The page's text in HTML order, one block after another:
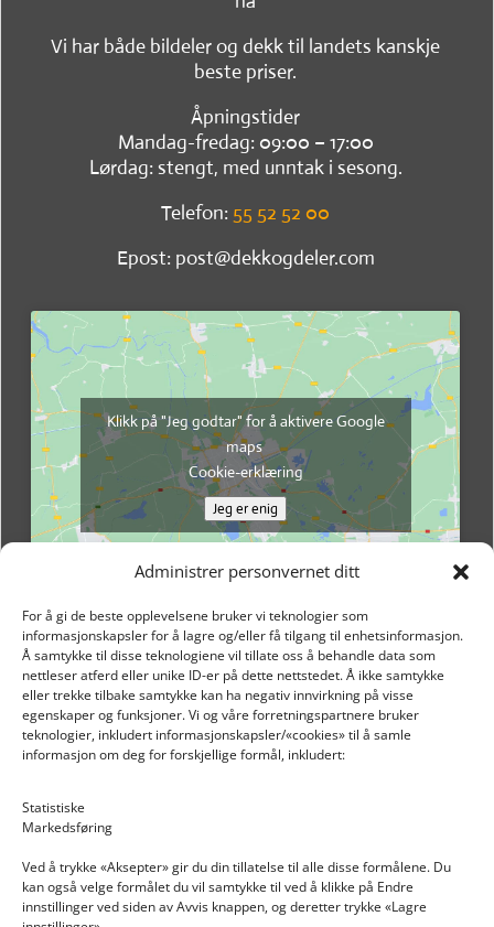
Administrer personvernet ditt
For å gi de beste opplevelsene bruker vi teknologier som
informasjonskapsler for å lagre og/eller få tilgang til enhetsinformasjon.
Å samtykke til disse teknologiene vil tillate oss å behandle data som
nettleser atferd eller unike ID-er på dette nettstedet. Å ikke samtykke
eller trekke tilbake samtykke kan ha negativ innvirkning på visse
egenskaper og funksjoner. Vi og våre forretningspartnere bruker
teknologier, inkludert informasjonskapsler/«cookies» til å samle
informasjon om deg for forskjellige formål, inkludert:
Statistiske
Markedsføring
Ved å trykke «Aksepter» gir du din tillatelse til alle disse formålene. Du
kan også velge formålet du vil samtykke til ved å klikke på Endre
innstillinger ved siden av Avvis knappen, og deretter trykke «Lagre
Vi har både bildeler og dekk til landets kanskje
beste priser.
Åpningstider
Mandag-fredag: 09:00 – 17:00
Lørdag: stengt, med unntak i sesong.
Telefon: 55 52 52 00
Epost: post@dekkogdeler.com
Klikk på "Jeg godtar" for å aktivere Google
maps
Cookie-erklæring
Jeg er enig